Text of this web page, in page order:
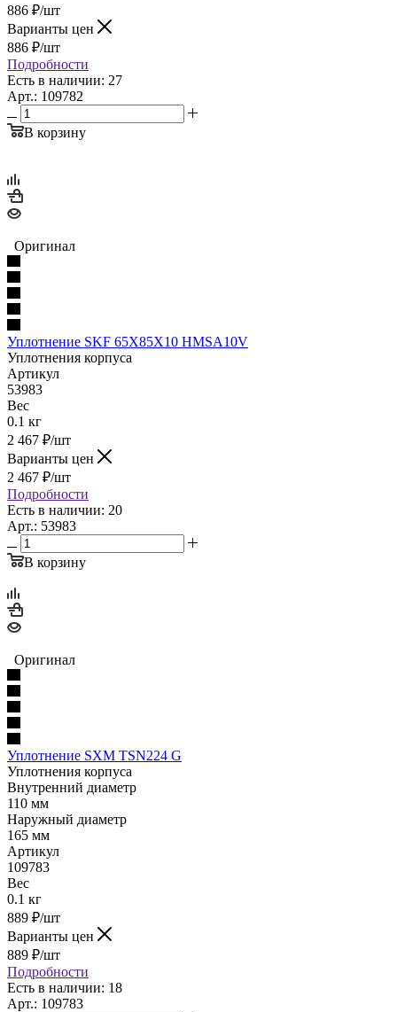
886 ₽/шт
Варианты цен
886 ₽/шт
Подробности
Есть в наличии: 27
Арт.: 109782
В корзину
Оригинал
Уплотнение SKF 65X85X10 HMSA10V
Уплотнения корпуса
Артикул
53983
Вес
0.1 кг
2 467 ₽/шт
Варианты цен
2 467 ₽/шт
Подробности
Есть в наличии: 20
Арт.: 53983
В корзину
Оригинал
Уплотнение SXM TSN224 G
Уплотнения корпуса
Внутренний диаметр
110 мм
Наружный диаметр
165 мм
Артикул
109783
Вес
0.1 кг
889 ₽/шт
Варианты цен
889 ₽/шт
Подробности
Есть в наличии: 18
Арт.: 109783